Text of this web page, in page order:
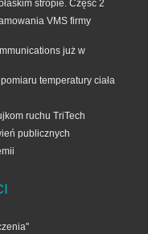
stropie. Część 2
VMS firmy
już w
temperatury ciała
ruchu TriTech
publicznych